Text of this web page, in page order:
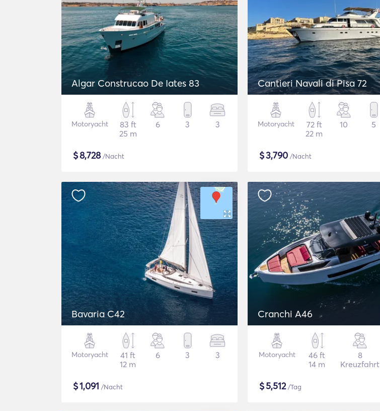
Algar Construcao De Iates 83
Motoryacht
83 ft
25 m
6 3 3
$8,728/Nacht
Cantieri Navali di Pisa 72
Motoryacht
72 ft
22 m
10 5
$3,790 /Nacht
Bavaria C42
Motoryacht
41 ft
12 m
6 3 3
$1,091 /Nacht
Cranchi A46
Motoryacht
46 ft
14 m
8
Kreuzfahrt
$5,512/Tag